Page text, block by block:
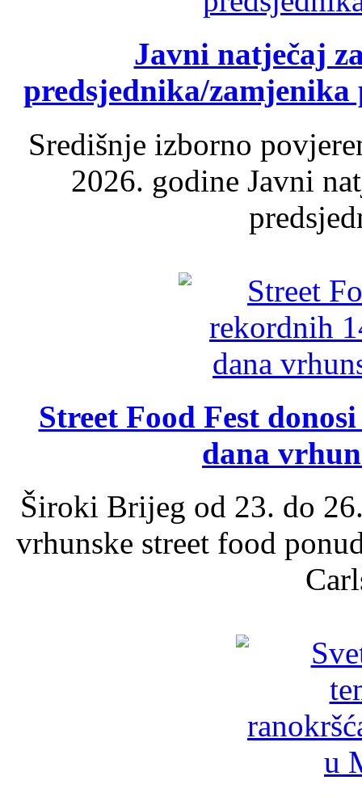
Javni natječaj
predsjednika/
Središnje izborno
2026. godine Javni
Street Food Fest
dana
Široki Brijeg od 23. do
vrhunske street food